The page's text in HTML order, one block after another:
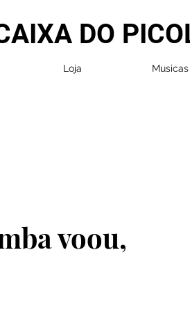
Loja Musicas
DO
voou,